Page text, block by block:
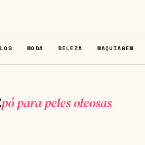
MODA BELEZA MAQUIAGEM
pó para peles oleosas